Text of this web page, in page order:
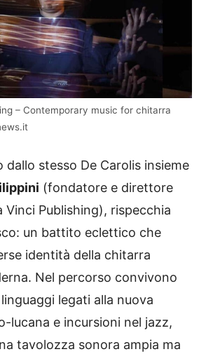
– Contemporary music for chitarra
dallo stesso De Carolis insieme
(fondatore e direttore
Vinci Publishing), rispecchia
un battito eclettico che
identità della chitarra
Nel percorso convivono
legati alla nuova
lucana e incursioni nel jazz,
tavolozza sonora ampia ma